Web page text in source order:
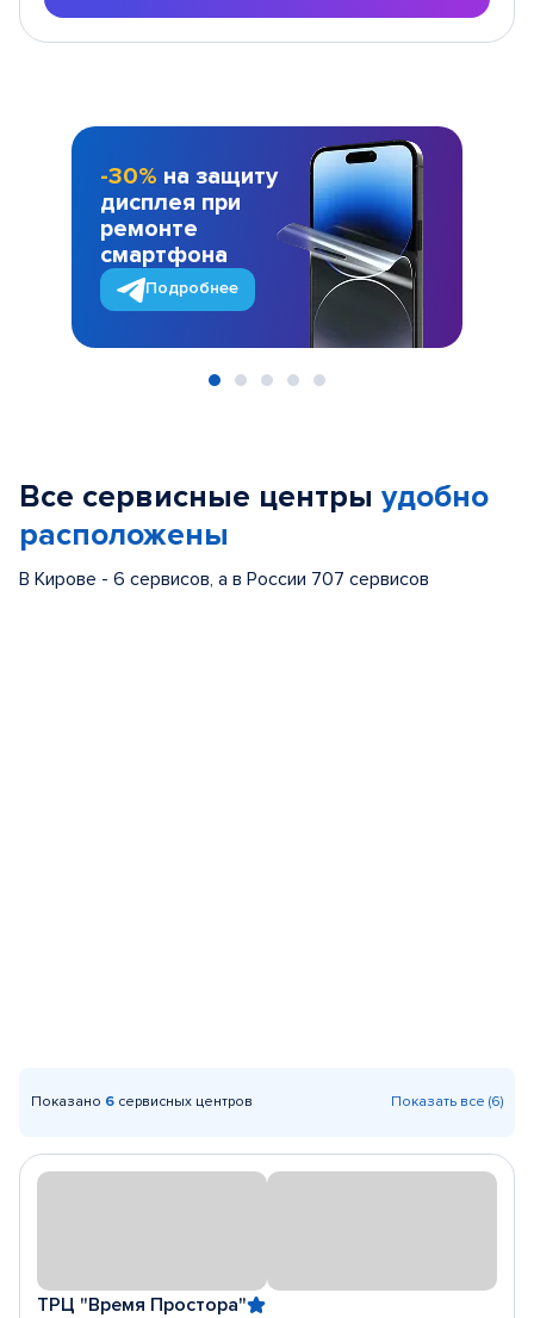
-30% на защиту
дисплея при
ремонте
смартфона
Подробнее
Все сервисные центры удобно
расположены
В Кирове - 6 сервисов, а в России 707 сервисов
Показано 6 сервисных центров Показать все (6)
ТРЦ "Время Простора"